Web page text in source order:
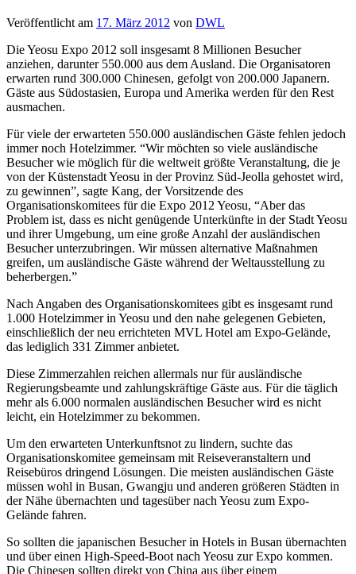
Veröffentlicht am 17. März 2012 von DWL
Die Yeosu Expo 2012 soll insgesamt 8 Millionen Besucher
anziehen, darunter 550.000 aus dem Ausland. Die Organisatoren
erwarten rund 300.000 Chinesen, gefolgt von 200.000 Japanern.
Gäste aus Südostasien, Europa und Amerika werden für den Rest
ausmachen.
Für viele der erwarteten 550.000 ausländischen Gäste fehlen jedoch
immer noch Hotelzimmer. “Wir möchten so viele ausländische
Besucher wie möglich für die weltweit größte Veranstaltung, die je
von der Küstenstadt Yeosu in der Provinz Süd-Jeolla gehostet wird,
zu gewinnen”, sagte Kang, der Vorsitzende des
Organisationskomitees für die Expo 2012 Yeosu, “Aber das
Problem ist, dass es nicht genügende Unterkünfte in der Stadt Yeosu
und ihrer Umgebung, um eine große Anzahl der ausländischen
Besucher unterzubringen. Wir müssen alternative Maßnahmen
greifen, um ausländische Gäste während der Weltausstellung zu
beherbergen.”
Nach Angaben des Organisationskomitees gibt es insgesamt rund
1.000 Hotelzimmer in Yeosu und den nahe gelegenen Gebieten,
einschließlich der neu errichteten MVL Hotel am Expo-Gelände,
das lediglich 331 Zimmer anbietet.
Diese Zimmerzahlen reichen allermals nur für ausländische
Regierungsbeamte und zahlungskräftige Gäste aus. Für die täglich
mehr als 6.000 normalen ausländischen Besucher wird es nicht
leicht, ein Hotelzimmer zu bekommen.
Um den erwarteten Unterkunftsnot zu lindern, suchte das
Organisationskomitee gemeinsam mit Reiseveranstaltern und
Reisebüros dringend Lösungen. Die meisten ausländischen Gäste
müssen wohl in Busan, Gwangju und anderen größeren Städten in
der Nähe übernachten und tagesüber nach Yeosu zum Expo-
Gelände fahren.
So sollten die japanischen Besucher in Hotels in Busan übernachten
und über einen High-Speed-Boot nach Yeosu zur Expo kommen.
Die Chinesen sollten direkt von China aus über einem